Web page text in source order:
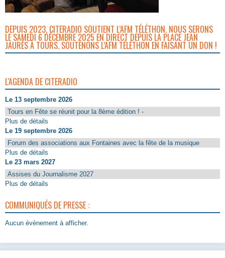
DEPUIS 2023, CITERADIO SOUTIENT L’AFM TÉLÉTHON. NOUS SERONS
LE SAMEDI 6 DÉCEMBRE 2025 EN DIRECT DEPUIS LA PLACE JEAN
JAURÈS À TOURS. SOUTENONS L’AFM TÉLÉTHON EN FAISANT UN DON !
L'AGENDA DE CITERADIO
Le 13 septembre 2026
Tours en Fête se réunit pour la 8ème édition ! -
Plus de détails
Le 19 septembre 2026
Forum des associations aux Fontaines avec la fête de la musique
Plus de détails
Le 23 mars 2027
Assises du Journalisme 2027
Plus de détails
COMMUNIQUÉS DE PRESSE :
Aucun évènement à afficher.